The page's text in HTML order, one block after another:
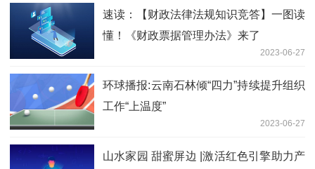
速读：【财政法律法规知识竞答】一图读
懂！《财政票据管理办法》来了
2023-06-27
环球播报:云南石林倾“四力”持续提升组织
工作“上温度”
2023-06-27
山水家园 甜蜜屏边 |激活红色引擎助力产